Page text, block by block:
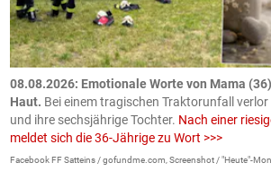
08.08.2026: Emotionale Worte von Mama
Haut. Bei einem tragischen Traktorunfall
und ihre sechsjährige Tochter. Nach einer
meldet sich die 36-Jährige zu Wort >>>
Facebook FF Satteins / gofundme.com, Screenshot / "Heute"-